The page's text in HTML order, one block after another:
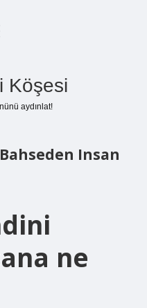
Köşesi
aydınlat!
Insan
ne